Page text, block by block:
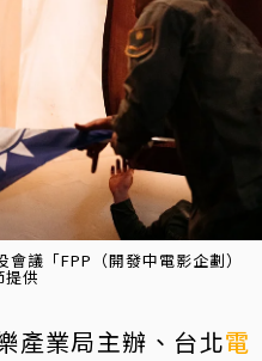
議「FPP（開發中電影企劃）
供
產業局主辦、台北電